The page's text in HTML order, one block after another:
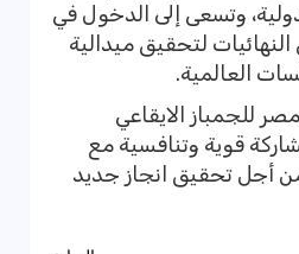
وتسعى إلى الدخول في
النهائيات لتحقيق ميدالية
العالمية.
للجمباز الايقاعي
قوية وتنافسية مع
أجل تحقيق انجاز جديد